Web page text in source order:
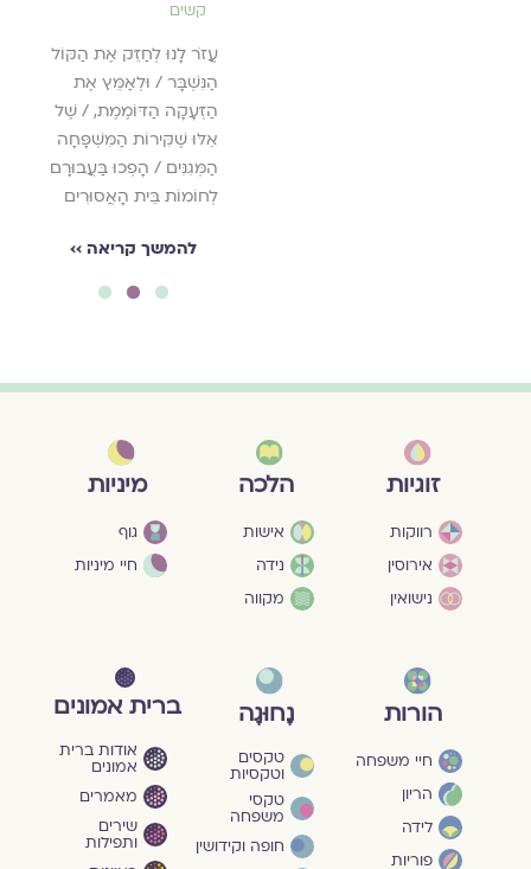
קשים
עֲזֹר לָנוּ לְחַזֵּק אֶת הַקּוֹל
הַנִּשְׁבָּר / וּלְאַמֵּץ אֶת
הַזְּעָקָה הַדּוֹמֶמֶת, / שֶׁל
אֵלּוּ שֶׁקִּירוֹת הַמִּשְׁפָּחָה
הַמְּגִנִּים / הָפְכוּ בַּעֲבוּרָם
לְחוֹמוֹת בֵּית הָאֲסוּרִים
להמשך קריאה ››
זוגיות
רווקות
אירוסין
נישואין
הלכה
אישות
נידה
מקווה
מיניות
גוף
חיי מיניות
הורות
חיי משפחה
הריון
לידה
פוריות
נָחוּגָה
טקסים
וטקסיות
טקסי
משפחה
חופה וקידושין
ברית אמונים
אודות ברית
אמונים
מאמרים
שירים
ותפילות